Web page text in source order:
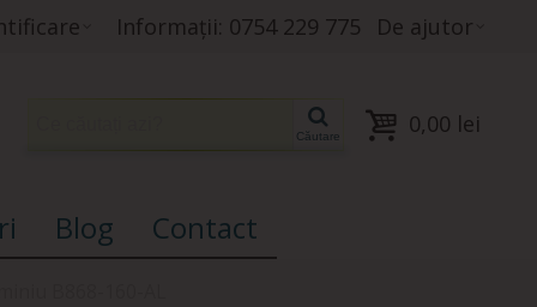
Informații: 0754 229 775 De ajutor
Căutare 0,00 lei
Blog Contact